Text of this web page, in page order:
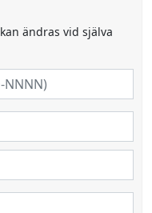
ändras vid själva